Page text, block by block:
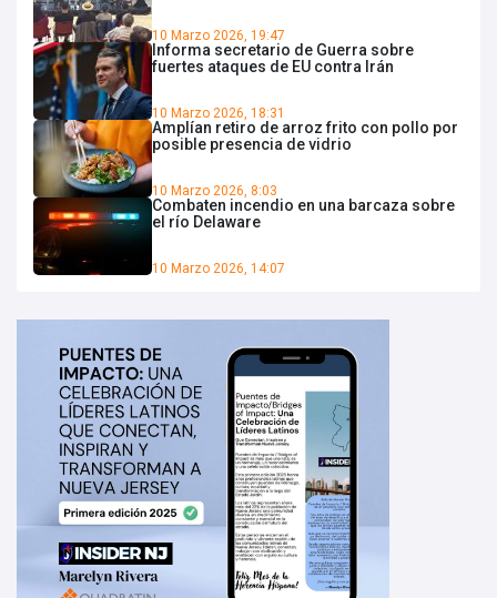
10 Marzo 2026, 19:47
Informa secretario de Guerra sobre
fuertes ataques de EU contra Irán
10 Marzo 2026, 18:31
Amplían retiro de arroz frito con pollo por
posible presencia de vidrio
10 Marzo 2026, 8:03
Combaten incendio en una barcaza sobre
el río Delaware
10 Marzo 2026, 14:07